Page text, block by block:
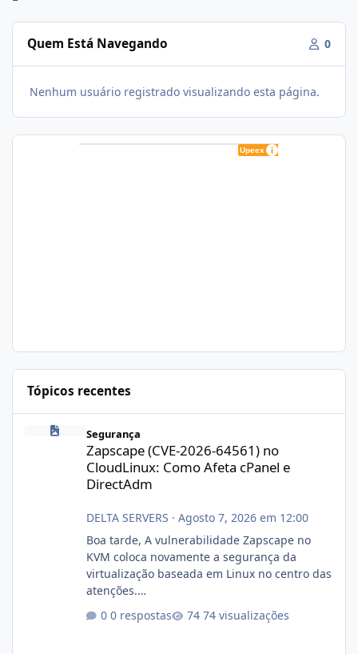
Quem Está Navegando 0
Nenhum usuário registrado visualizando esta página.
Tópicos recentes
Segurança
Zapscape (CVE-2026-64561) no
CloudLinux: Como Afeta cPanel e
DirectAdm
DELTA SERVERS · Agosto 7, 2026 em 12:00
Boa tarde, A vulnerabilidade Zapscape no
KVM coloca novamente a segurança da
virtualização baseada em Linux no centro das
atenções.
xjx23zz5f Criamos uma breve explicação:
0 respostas 74 visualizações